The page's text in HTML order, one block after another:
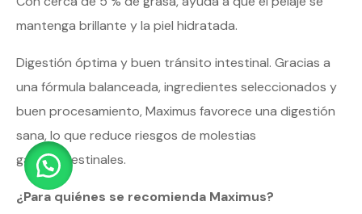
mantenga brillante y la piel hidratada.
Digestión óptima y buen tránsito intestinal. Gracias a
una fórmula balanceada, ingredientes seleccionados y
buen procesamiento, Maximus favorece una digestión
sana, lo que reduce riesgos de molestias
gastrointestinales.
¿Para quiénes se recomienda Maximus?